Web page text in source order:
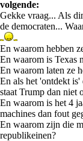
volgende:
Gekke vraag... Als
de democraten...
En waarom hebben
En waarom is Texas
En waarom laten ze
En als het 'ontdekt
staat Trump dan niet
En waarom is het 4
machines dan fout
En waarom zijn die
republikeinen?